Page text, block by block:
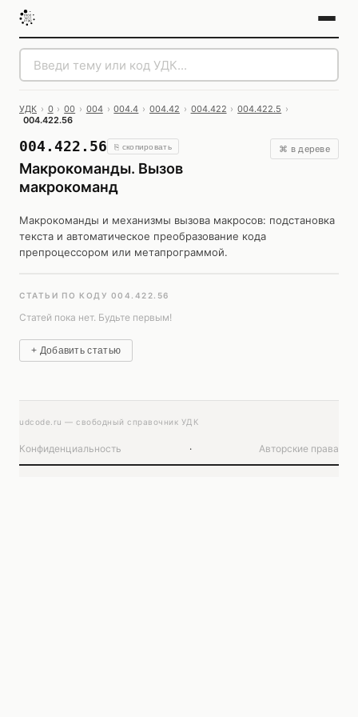
УДК › 0 › 00 › 004 › 004.4 › 004.42 › 004.422 › 004.422.5 ›
004.422.56
004.422.56 ⎘ скопировать
Макрокоманды. Вызов
макрокоманд
⌘ в дереве
Макрокоманды и механизмы вызова макросов: подстановка
текста и автоматическое преобразование кода
препроцессором или метапрограммой.
СТАТЬИ ПО КОДУ 004.422.56
Статей пока нет. Будьте первым!
+ Добавить статью
udcode.ru — свободный справочник УДК
Конфиденциальность · Авторские права